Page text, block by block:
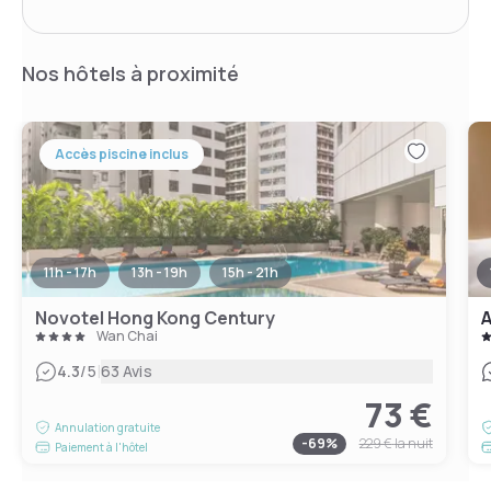
Nos hôtels à proximité
Accès piscine inclus
11h - 17h 13h - 19h 15h - 21h
Novotel Hong Kong Century
Wan Chai
4.3/5|63 Avis
Annulation gratuite
Paiement à l'hôtel
73 €
-69% 229 €la nuit